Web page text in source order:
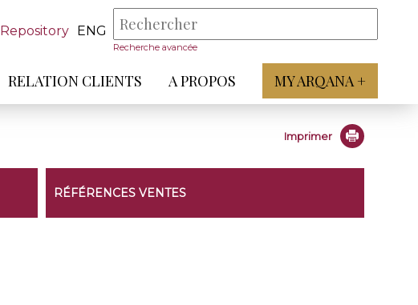
Repository ENG
Recherche avancée
RELATION CLIENTS A PROPOS MY ARQANA +
Imprimer
RÉFÉRENCES VENTES